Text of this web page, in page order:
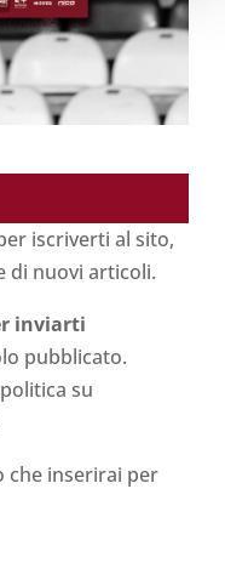
iscriverti al sito,
di nuovi articoli.
inviarti
pubblicato.
su
che inserirai per